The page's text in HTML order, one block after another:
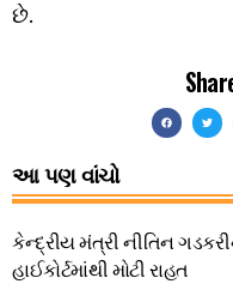
છે.
આ પણ વાંચો
કેન્દ્રીય મંત્રી નીતિન
હાઈકોર્ટમાંથી મોટી રાહત